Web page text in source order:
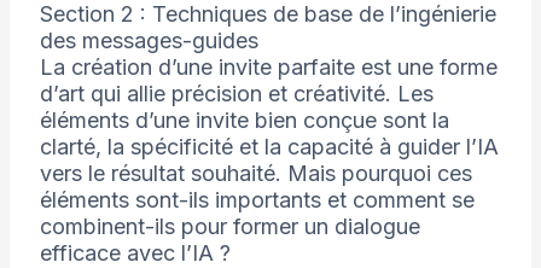
Section 2 : Techniques de base de l’ingénierie
des messages-guides
La création d’une invite parfaite est une forme
d’art qui allie précision et créativité. Les
éléments d’une invite bien conçue sont la
clarté, la spécificité et la capacité à guider l’IA
vers le résultat souhaité. Mais pourquoi ces
éléments sont-ils importants et comment se
combinent-ils pour former un dialogue
efficace avec l’IA ?